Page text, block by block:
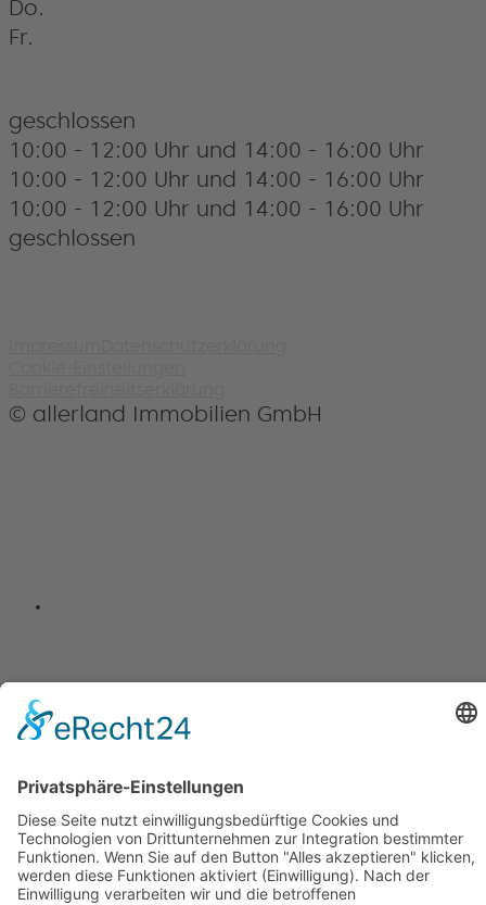
Do.
Fr.
geschlossen
10:00 - 12:00 Uhr und 14:00 - 16:00 Uhr
10:00 - 12:00 Uhr und 14:00 - 16:00 Uhr
10:00 - 12:00 Uhr und 14:00 - 16:00 Uhr
geschlossen
© allerland Immobilien GmbH